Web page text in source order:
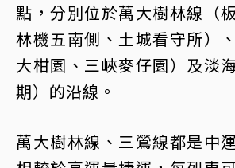
點，分別位於萬大樹林線（
林機五南側、土城看守所）
大柑園、三峽麥仔園）及淡
期）的沿線。
萬大樹林線、三鶯線都是中